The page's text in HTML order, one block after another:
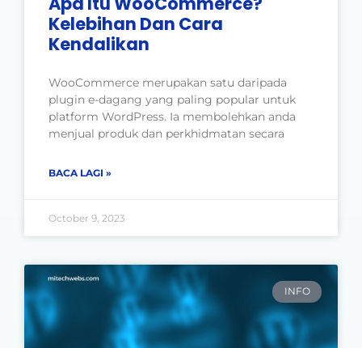
Kelebihan Dan Cara
Kendalikan
WooCommerce merupakan satu daripada
plugin e-dagang yang paling popular untuk
platform WordPress. Ia membolehkan anda
menjual produk dan perkhidmatan secara
BACA LAGI »
October 9, 2023
INFO